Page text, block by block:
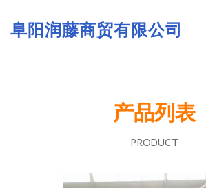
阜阳润藤商贸有限公司
产品列表
PRODUCT